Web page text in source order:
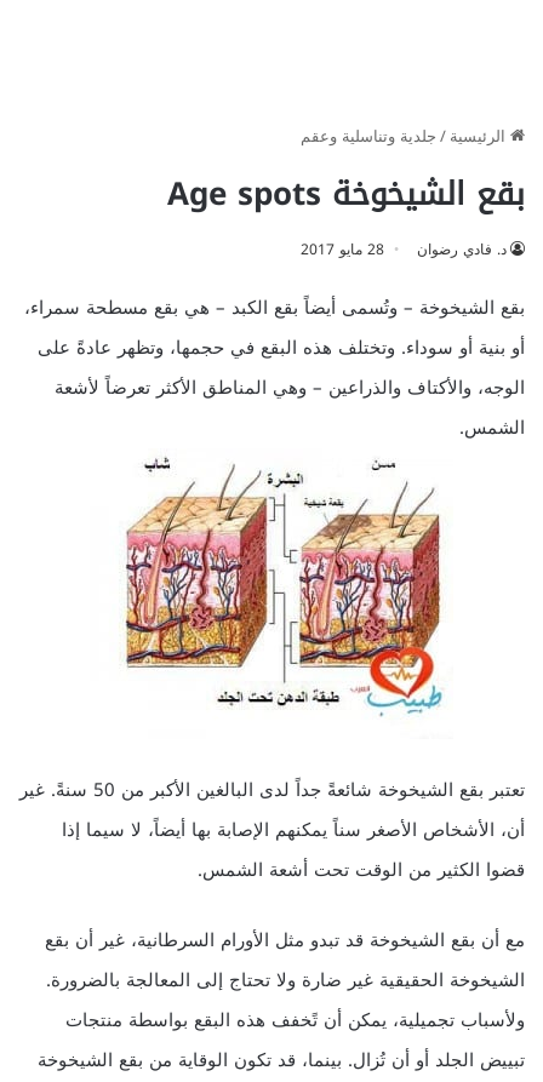
الرئيسية/جلدية وتناسلية وعقم
بقع الشيخوخة Age spots
د. فادي رضوان 28 مايو 2017
بقع الشيخوخة – وتُسمى أيضاً بقع الكبد – هي بقع مسطحة سمراء،
أو بنية أو سوداء. وتختلف هذه البقع في حجمها، وتظهر عادةً على
الوجه، والأكتاف والذراعين – وهي المناطق الأكثر تعرضاً لأشعة
الشمس.
تعتبر بقع الشيخوخة شائعةً جداً لدى البالغين الأكبر من 50 سنةً. غير
أن، الأشخاص الأصغر سناً يمكنهم الإصابة بها أيضاً، لا سيما إذا
قضوا الكثير من الوقت تحت أشعة الشمس.
مع أن بقع الشيخوخة قد تبدو مثل الأورام السرطانية، غير أن بقع
الشيخوخة الحقيقية غير ضارة ولا تحتاج إلى المعالجة بالضرورة.
ولأسباب تجميلية، يمكن أن تًخفف هذه البقع بواسطة منتجات
تبييض الجلد أو أن تُزال. بينما، قد تكون الوقاية من بقع الشيخوخة